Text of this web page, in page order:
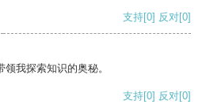
支持[0] 反对[0]
我探索知识的奥秘。
支持[0] 反对[0]